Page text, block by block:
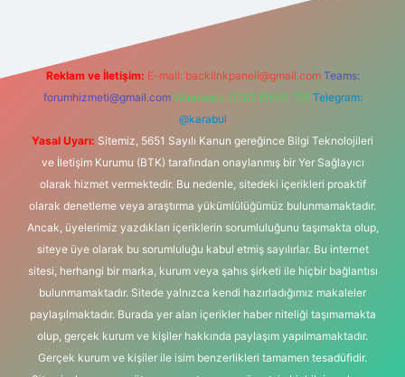
Reklam ve İletişim: E-mail: backlinkpaneli@gmail.com Teams:
forumhizmeti@gmail.com Whatsapp: 0262 606 0 726 Telegram:
@karabul
Yasal Uyarı: Sitemiz, 5651 Sayılı Kanun gereğince Bilgi Teknolojileri
ve İletişim Kurumu (BTK) tarafından onaylanmış bir Yer Sağlayıcı
olarak hizmet vermektedir. Bu nedenle, sitedeki içerikleri proaktif
olarak denetleme veya araştırma yükümlülüğümüz bulunmamaktadır.
Ancak, üyelerimiz yazdıkları içeriklerin sorumluluğunu taşımakta olup,
siteye üye olarak bu sorumluluğu kabul etmiş sayılırlar. Bu internet
sitesi, herhangi bir marka, kurum veya şahıs şirketi ile hiçbir bağlantısı
bulunmamaktadır. Sitede yalnızca kendi hazırladığımız makaleler
paylaşılmaktadır. Burada yer alan içerikler haber niteliği taşımamakta
olup, gerçek kurum ve kişiler hakkında paylaşım yapılmamaktadır.
Gerçek kurum ve kişiler ile isim benzerlikleri tamamen tesadüfidir.